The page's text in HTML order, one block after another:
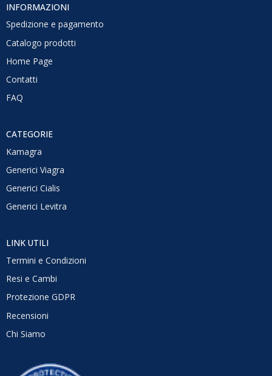
INFORMAZIONI
Spedizione e pagamento
Catalogo prodotti
Home Page
Contatti
FAQ
CATEGORIE
Kamagra
Generici Viagra
Generici Cialis
Generici Levitra
LINK UTILI
Termini e Condizioni
Resi e Cambi
Protezione GDPR
Recensioni
Chi Siamo